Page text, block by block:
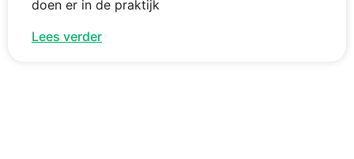
doen er in de praktijk
Lees verder